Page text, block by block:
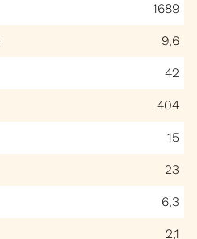
1689
9,6
42
404
15
23
6,3
2,1